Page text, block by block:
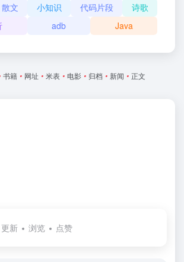
散文 小知识 代码片段
诗歌
adb Java
书籍 • 网址 • 米表 • 电影 • 归档 • 新闻 • 正文
更新 浏览 点赞